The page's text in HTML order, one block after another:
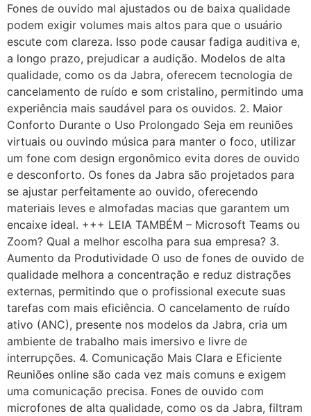
Fones de ouvido mal ajustados ou de baixa qualidade
podem exigir volumes mais altos para que o usuário
escute com clareza. Isso pode causar fadiga auditiva e,
a longo prazo, prejudicar a audição. Modelos de alta
qualidade, como os da Jabra, oferecem tecnologia de
cancelamento de ruído e som cristalino, permitindo uma
experiência mais saudável para os ouvidos. 2. Maior
Conforto Durante o Uso Prolongado Seja em reuniões
virtuais ou ouvindo música para manter o foco, utilizar
um fone com design ergonômico evita dores de ouvido
e desconforto. Os fones da Jabra são projetados para
se ajustar perfeitamente ao ouvido, oferecendo
materiais leves e almofadas macias que garantem um
encaixe ideal. +++ LEIA TAMBÉM – Microsoft Teams ou
Zoom? Qual a melhor escolha para sua empresa? 3.
Aumento da Produtividade O uso de fones de ouvido de
qualidade melhora a concentração e reduz distrações
externas, permitindo que o profissional execute suas
tarefas com mais eficiência. O cancelamento de ruído
ativo (ANC), presente nos modelos da Jabra, cria um
ambiente de trabalho mais imersivo e livre de
interrupções. 4. Comunicação Mais Clara e Eficiente
Reuniões online são cada vez mais comuns e exigem
uma comunicação precisa. Fones de ouvido com
microfones de alta qualidade, como os da Jabra, filtram